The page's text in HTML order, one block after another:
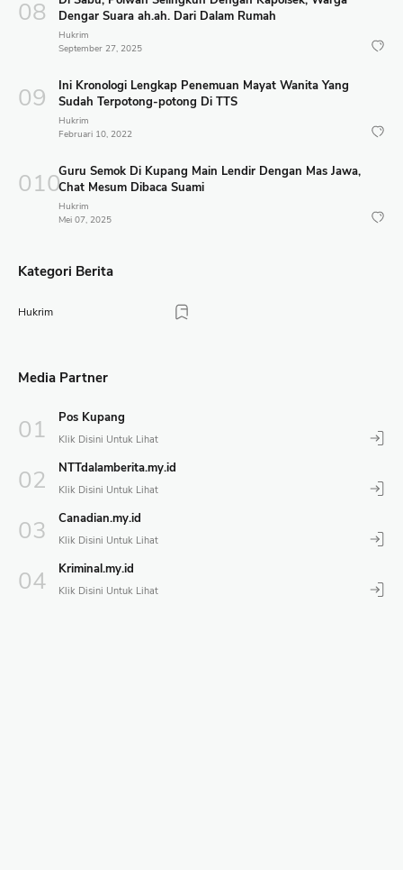
Dengar Suara ah.ah. Dari Dalam Rumah
Hukrim
September 27, 2025
Ini Kronologi Lengkap Penemuan Mayat Wanita Yang
Sudah Terpotong-potong Di TTS
Hukrim
Februari 10, 2022
Guru Semok Di Kupang Main Lendir Dengan Mas Jawa,
Chat Mesum Dibaca Suami
Hukrim
Mei 07, 2025
Kategori Berita
Hukrim
Media Partner
Pos Kupang
NTTdalamberita.my.id
Canadian.my.id
Kriminal.my.id